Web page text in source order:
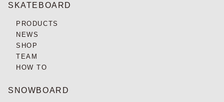
SKATEBOARD
PRODUCTS
NEWS
SHOP
TEAM
HOW TO
SNOWBOARD